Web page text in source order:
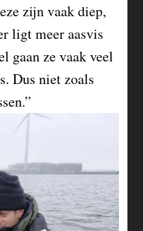
zijn vaak diep,
ligt meer aasvis
gaan ze vaak veel
Dus niet zoals